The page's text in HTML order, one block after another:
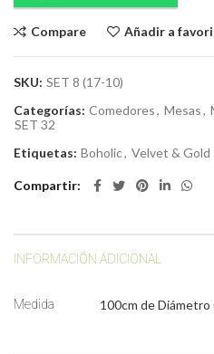
Compare Añadir a
SKU: SET 8 (17-10)
Categorías: Comedores, Mesas,
SET 32
Etiquetas: Boholic, Velvet & Gold
Compartir
INFORMACIÓN ADICIONAL
Medida 100cm de